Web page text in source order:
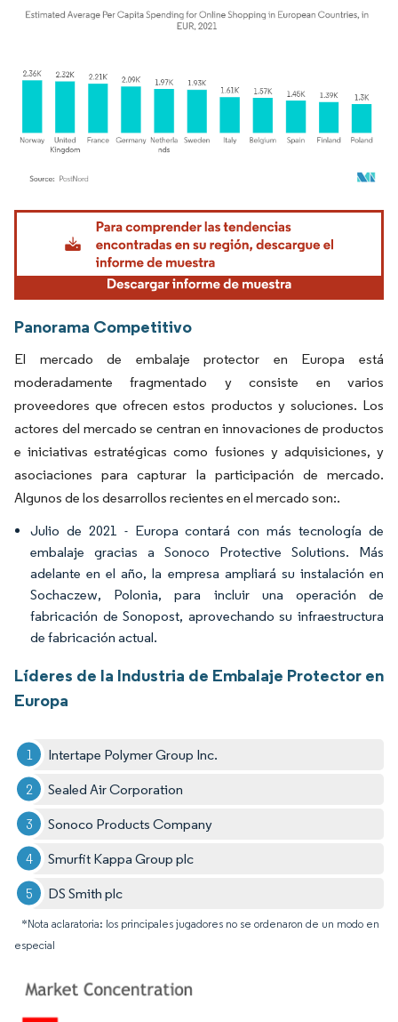
Imagen © Mordor Intelligence. El uso requiere atribución según CC BY 4.0.
Panorama Competitivo
El mercado de embalaje protector en Europa está
moderadamente fragmentado y consiste en varios
proveedores que ofrecen estos productos y soluciones. Los
actores del mercado se centran en innovaciones de productos
e iniciativas estratégicas como fusiones y adquisiciones, y
asociaciones para capturar la participación de mercado.
Algunos de los desarrollos recientes en el mercado son:.
Julio de 2021 - Europa contará con más tecnología de
embalaje gracias a Sonoco Protective Solutions. Más
adelante en el año, la empresa ampliará su instalación en
Sochaczew, Polonia, para incluir una operación de
fabricación de Sonopost, aprovechando su infraestructura
de fabricación actual.
Líderes de la Industria de Embalaje Protector en
Europa
Intertape Polymer Group Inc.
Sealed Air Corporation
Sonoco Products Company
Smurfit Kappa Group plc
DS Smith plc
*Nota aclaratoria: los principales jugadores no se ordenaron de un modo en
especial